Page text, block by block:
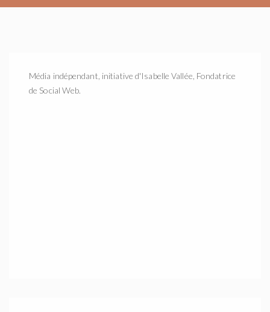
Média indépendant, initiative d'Isabelle Vallée, Fondatrice
de Social Web.